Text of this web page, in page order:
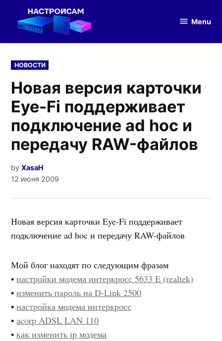
оборудования
Menu
POSTED
IN
НОВОСТИ
Новая версия карточки
Eye-Fi поддерживает
подключение ad hoc и
передачу RAW-файлов
by XasaH
12 июня 2009
Новая версия карточки Eye-Fi поддерживает
подключение ad hoc и передачу RAW-файлов
Мой блог находят по следующим фразам
•настройки модема интеркросс 5633 E (realtek)
•изменить пароль на D-Link 2500
•настройка модема интеркросс
•acorp ADSL LAN 110
•как изменить ip модема